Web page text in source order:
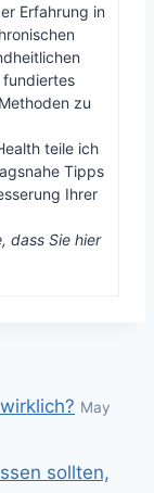
Erfahrung in
fundiertes
zu
teile ich
Tipps
Ihrer
dass Sie hier
May
sollten,